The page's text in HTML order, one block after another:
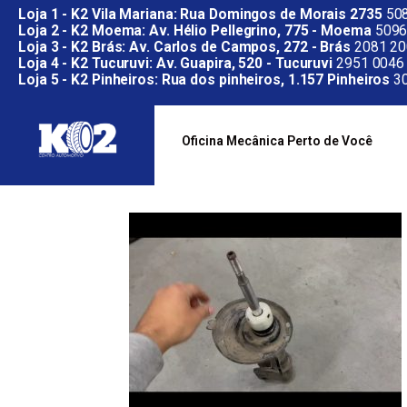
Loja 1 - K2 Vila Mariana: Rua Domingos de Morais 2735
Loja 2 - K2 Moema: Av. Hélio Pellegrino, 775 - Moema
Loja 3 - K2 Brás: Av. Carlos de Campos, 272 - Brás 2081
Loja 4 - K2 Tucuruvi: Av. Guapira, 520 - Tucuruvi 2951 0046
Loja 5 - K2 Pinheiros: Rua dos pinheiros, 1.157 Pinheiros
Oficina Mecânica Perto de Você